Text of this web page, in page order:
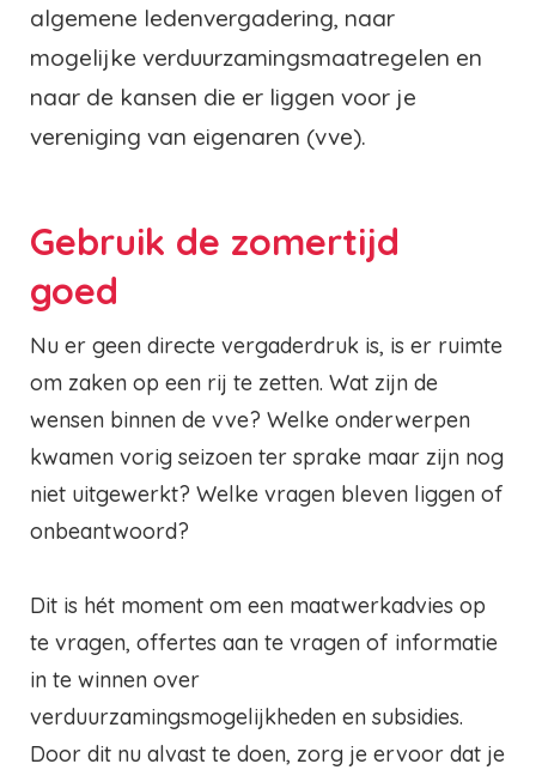
algemene ledenvergadering, naar
mogelijke verduurzamingsmaatregelen en
naar de kansen die er liggen voor je
vereniging van eigenaren (vve).
Gebruik de zomertijd
goed
Nu er geen directe vergaderdruk is, is er ruimte
om zaken op een rij te zetten. Wat zijn de
wensen binnen de vve? Welke onderwerpen
kwamen vorig seizoen ter sprake maar zijn nog
niet uitgewerkt? Welke vragen bleven liggen of
onbeantwoord?
Dit is hét moment om een maatwerkadvies op
te vragen, offertes aan te vragen of informatie
in te winnen over
verduurzamingsmogelijkheden en subsidies.
Door dit nu alvast te doen, zorg je ervoor dat je